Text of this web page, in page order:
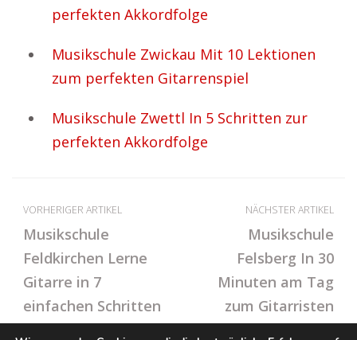
perfekten Akkordfolge
Musikschule Zwickau Mit 10 Lektionen
zum perfekten Gitarrenspiel
Musikschule Zwettl In 5 Schritten zur
perfekten Akkordfolge
VORHERIGER ARTIKEL
Musikschule
Feldkirchen Lerne
Gitarre in 7
einfachen Schritten
NÄCHSTER ARTIKEL
Musikschule
Felsberg In 30
Minuten am Tag
zum Gitarristen